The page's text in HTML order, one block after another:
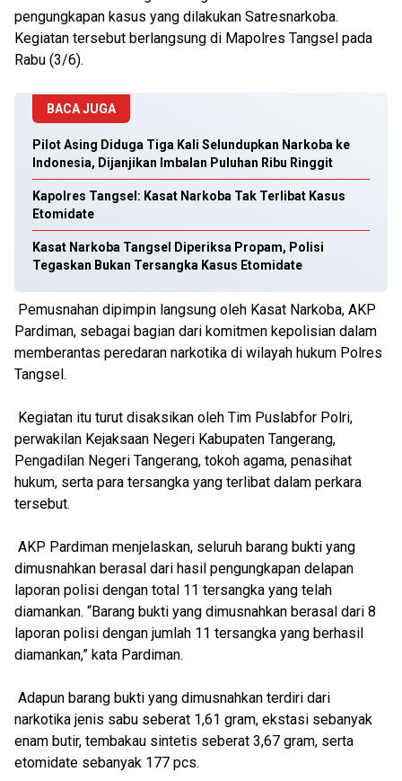
pengungkapan kasus yang dilakukan Satresnarkoba.
Kegiatan tersebut berlangsung di Mapolres Tangsel pada
Rabu (3/6).
BACA JUGA
Pilot Asing Diduga Tiga Kali Selundupkan Narkoba ke
Indonesia, Dijanjikan Imbalan Puluhan Ribu Ringgit
Kapolres Tangsel: Kasat Narkoba Tak Terlibat Kasus
Etomidate
Kasat Narkoba Tangsel Diperiksa Propam, Polisi
Tegaskan Bukan Tersangka Kasus Etomidate
Pemusnahan dipimpin langsung oleh Kasat Narkoba, AKP
Pardiman, sebagai bagian dari komitmen kepolisian dalam
memberantas peredaran narkotika di wilayah hukum Polres
Tangsel.
Kegiatan itu turut disaksikan oleh Tim Puslabfor Polri,
perwakilan Kejaksaan Negeri Kabupaten Tangerang,
Pengadilan Negeri Tangerang, tokoh agama, penasihat
hukum, serta para tersangka yang terlibat dalam perkara
tersebut.
AKP Pardiman menjelaskan, seluruh barang bukti yang
dimusnahkan berasal dari hasil pengungkapan delapan
laporan polisi dengan total 11 tersangka yang telah
diamankan. “Barang bukti yang dimusnahkan berasal dari 8
laporan polisi dengan jumlah 11 tersangka yang berhasil
diamankan,” kata Pardiman.
Adapun barang bukti yang dimusnahkan terdiri dari
narkotika jenis sabu seberat 1,61 gram, ekstasi sebanyak
enam butir, tembakau sintetis seberat 3,67 gram, serta
etomidate sebanyak 177 pcs.